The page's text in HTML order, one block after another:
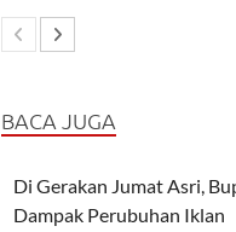
BACA JUGA
Di Gerakan Jumat Asri,
Dampak Perubuhan Iklan